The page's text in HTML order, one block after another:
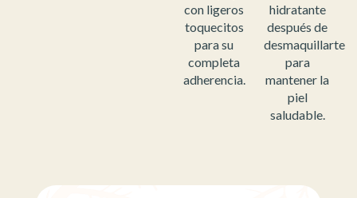
con ligeros
toquecitos
para su
completa
adherencia.
hidratante
después de
desmaquillarte
para
mantener la
piel
saludable.